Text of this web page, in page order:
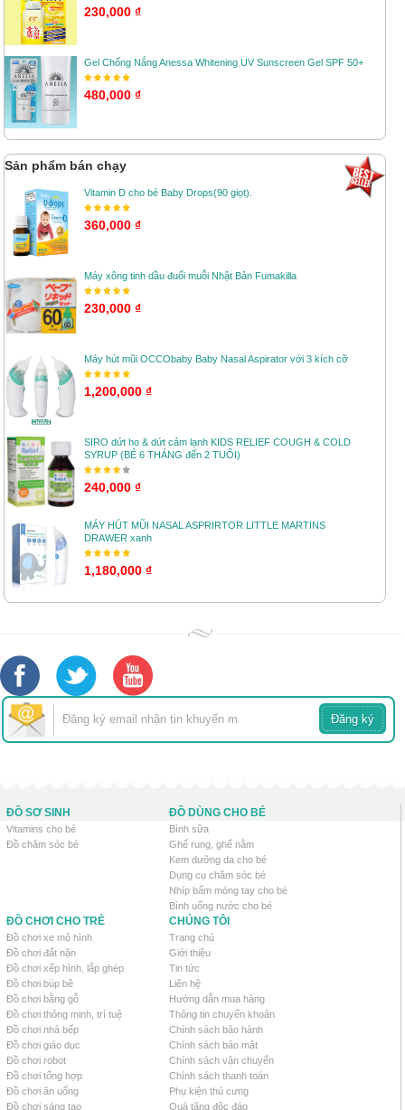
230,000 ₫
Gel Chống Nắng Anessa Whitening UV Sunscreen Gel SPF 50+
480,000 ₫
Sản phẩm bán chạy
Vitamin D cho bé Baby Drops(90 giọt).
360,000 ₫
Máy xông tinh dầu đuổi muỗi Nhật Bản Fumakilla
230,000 ₫
Máy hút mũi OCCObaby Baby Nasal Aspirator với 3 kích cỡ
1,200,000 ₫
SIRO dứt ho & dứt cảm lạnh KIDS RELIEF COUGH & COLD
SYRUP (BÉ 6 THÁNG đến 2 TUỔI)
240,000 ₫
MÁY HÚT MŨI NASAL ASPRIRTOR LITTLE MARTINS
DRAWER xanh
1,180,000 ₫
ĐỒ SƠ SINH
Vitamins cho bé
Đồ chăm sóc bé
ĐỒ DÙNG CHO BÉ
Bình sữa
Ghế rung, ghế nằm
Kem dưỡng da cho bé
Dụng cụ chăm sóc bé
Nhíp bấm móng tay cho bé
Bình uống nước cho bé
ĐỒ CHƠI CHO TRẺ
Đồ chơi xe mô hình
Đồ chơi đất nặn
Đồ chơi xếp hình, lắp ghép
Đồ chơi búp bê
Đồ chơi bằng gỗ
Đồ chơi thông minh, trí tuệ
Đồ chơi nhà bếp
Đồ chơi giáo dục
Đồ chơi robot
Đồ chơi tổng hợp
Đồ chơi ăn uống
Đồ chơi sáng tạo
CHÚNG TÔI
Trang chủ
Giới thiệu
Tin tức
Liên hệ
Hướng dẫn mua hàng
Thông tin chuyển khoản
Chính sách bảo hành
Chính sách bảo mật
Chính sách vận chuyển
Chính sách thanh toán
Phụ kiện thú cưng
Quà tặng độc đáo